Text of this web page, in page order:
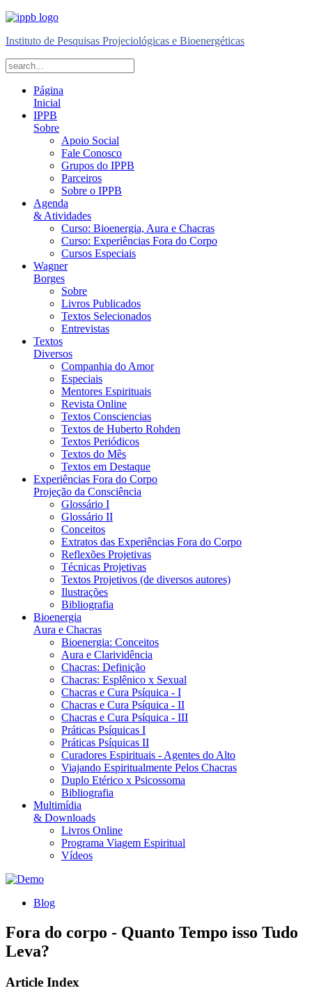
Instituto de Pesquisas Projeciológicas e Bioenergéticas
Página
Inicial
IPPB
Sobre
Apoio Social
Fale Conosco
Grupos do IPPB
Parceiros
Sobre o IPPB
Agenda
& Atividades
Curso: Bioenergia, Aura e Chacras
Curso: Experiências Fora do Corpo
Cursos Especiais
Wagner
Borges
Sobre
Livros Publicados
Textos Selecionados
Entrevistas
Textos
Diversos
Companhia do Amor
Especiais
Mentores Espirituais
Revista Online
Textos Consciencias
Textos de Huberto Rohden
Textos Periódicos
Textos do Mês
Textos em Destaque
Experiências Fora do Corpo
Projeção da Consciência
Glossário I
Glossário II
Conceitos
Extratos das Experiências Fora do Corpo
Reflexões Projetivas
Técnicas Projetivas
Textos Projetivos (de diversos autores)
Ilustrações
Bibliografia
Bioenergia
Aura e Chacras
Bioenergia: Conceitos
Aura e Clarividência
Chacras: Definição
Chacras: Esplênico x Sexual
Chacras e Cura Psíquica - I
Chacras e Cura Psíquica - II
Chacras e Cura Psíquica - III
Práticas Psíquicas I
Práticas Psíquicas II
Curadores Espirituais - Agentes do Alto
Viajando Espiritualmente Pelos Chacras
Duplo Etérico x Psicossoma
Bibliografia
Multimídia
& Downloads
Livros Online
Programa Viagem Espiritual
Vídeos
Blog
Fora do corpo - Quanto Tempo isso Tudo
Leva?
Article Index